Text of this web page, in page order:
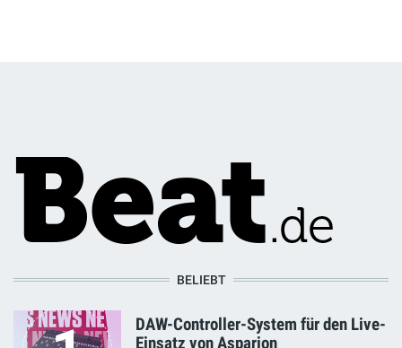
BELIEBT
DAW-Controller-System für den Live-
Einsatz von Asparion